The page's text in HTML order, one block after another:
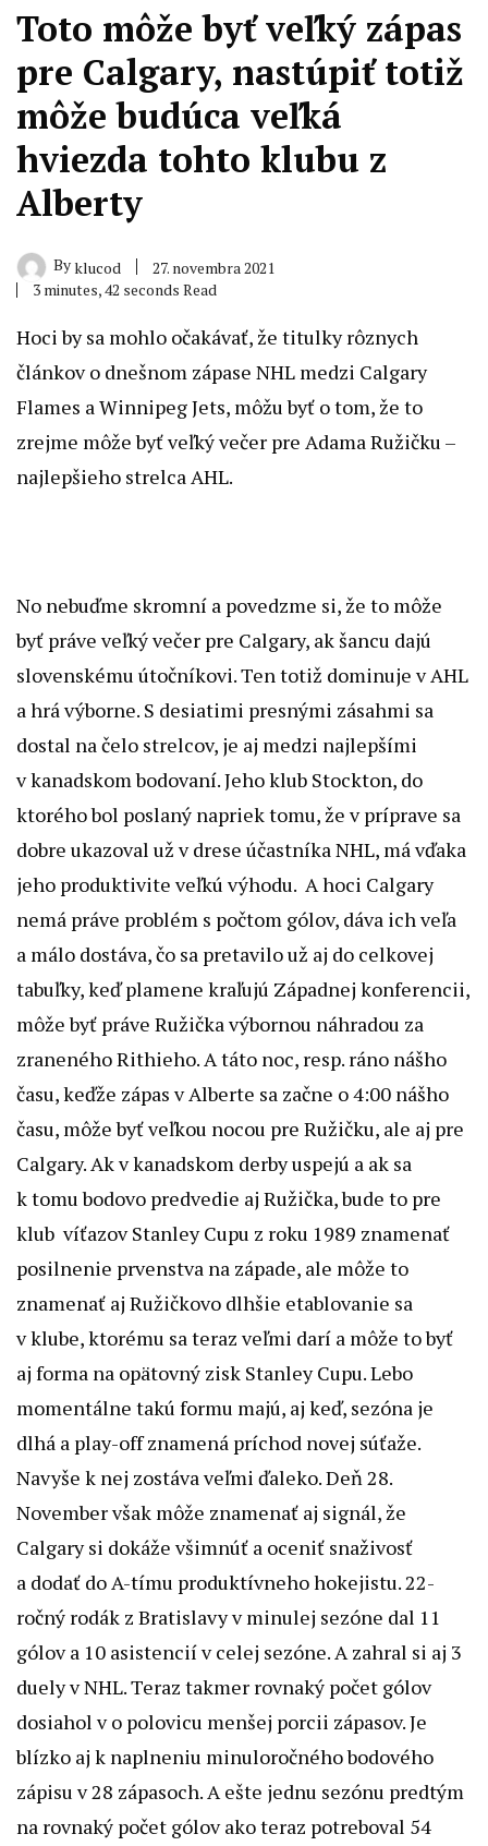
Toto môže byť veľký zápas
pre Calgary, nastúpiť totiž
môže budúca veľká
hviezda tohto klubu z
Alberty
Byklucod
27. novembra 2021
3 minutes, 42 seconds Read
Hoci by sa mohlo očakávať, že titulky rôznych
článkov o dnešnom zápase NHL medzi Calgary
Flames a Winnipeg Jets, môžu byť o tom, že to
zrejme môže byť veľký večer pre Adama Ružičku –
najlepšieho strelca AHL.
No nebuďme skromní a povedzme si, že to môže
byť práve veľký večer pre Calgary, ak šancu dajú
slovenskému útočníkovi. Ten totiž dominuje v AHL
a hrá výborne. S desiatimi presnými zásahmi sa
dostal na čelo strelcov, je aj medzi najlepšími
v kanadskom bodovaní. Jeho klub Stockton, do
ktorého bol poslaný napriek tomu, že v príprave sa
dobre ukazoval už v drese účastníka NHL, má vďaka
jeho produktivite veľkú výhodu. A hoci Calgary
nemá práve problém s počtom gólov, dáva ich veľa
a málo dostáva, čo sa pretavilo už aj do celkovej
tabuľky, keď plamene kraľujú Západnej konferencii,
môže byť práve Ružička výbornou náhradou za
zraneného Rithieho. A táto noc, resp. ráno nášho
času, keďže zápas v Alberte sa začne o 4:00 nášho
času, môže byť veľkou nocou pre Ružičku, ale aj pre
Calgary. Ak v kanadskom derby uspejú a ak sa
k tomu bodovo predvedie aj Ružička, bude to pre
klub víťazov Stanley Cupu z roku 1989 znamenať
posilnenie prvenstva na západe, ale môže to
znamenať aj Ružičkovo dlhšie etablovanie sa
v klube, ktorému sa teraz veľmi darí a môže to byť
aj forma na opätovný zisk Stanley Cupu. Lebo
momentálne takú formu majú, aj keď, sezóna je
dlhá a play-off znamená príchod novej súťaže.
Navyše k nej zostáva veľmi ďaleko. Deň 28.
November však môže znamenať aj signál, že
Calgary si dokáže všimnúť a oceniť snaživosť
a dodať do A-tímu produktívneho hokejistu. 22-
ročný rodák z Bratislavy v minulej sezóne dal 11
gólov a 10 asistencií v celej sezóne. A zahral si aj 3
duely v NHL. Teraz takmer rovnaký počet gólov
dosiahol v o polovicu menšej porcii zápasov. Je
blízko aj k naplneniu minuloročného bodového
zápisu v 28 zápasoch. A ešte jednu sezónu predtým
na rovnaký počet gólov ako teraz potreboval 54